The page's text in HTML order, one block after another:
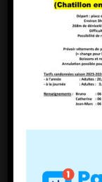
Familiale 1-
5 septembre 2023